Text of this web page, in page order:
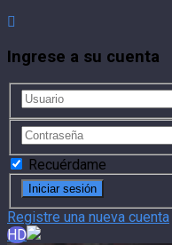
Ingrese a su cuenta
Recuérdame
Registre una nueva cuenta
HD